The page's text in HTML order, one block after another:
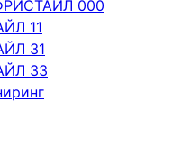
000
11
31
33